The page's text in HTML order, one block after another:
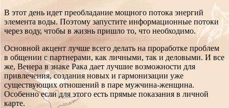
В этот день идет преобладание мощного потока энергий
элемента воды. Поэтому запустите информационные потоки
через воду, чтобы в жизнь пришло то, что необходимо.
Основной акцент лучше всего делать на проработке проблем
в общении с партнерами, как личными, так и деловыми. И все
же, Венера в знаке Рака дает лучшие возможности для
привлечения, создания новых и гармонизации уже
существующих отношений в паре мужчина-женщина.
Особенно если для этого есть прямые показания в личной
карте.